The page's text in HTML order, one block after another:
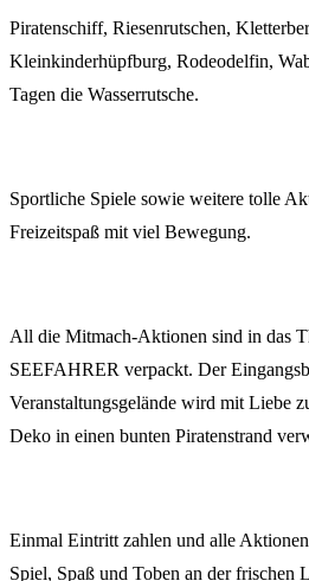
Piratenschiff, Riesenrutschen,
Kleinkinderhüpfburg, Rodeodelfin,
Tagen die Wasserrutsche.
Sportliche Spiele sowie weitere tolle
Freizeitspaß mit viel Bewegung.
All die Mitmach-Aktionen sind in das
SEEFAHRER verpackt. Der
Veranstaltungsgelände wird mit Liebe
Deko in einen bunten Piratenstrand
Einmal Eintritt zahlen und alle
Spiel, Spaß und Toben an der frischen